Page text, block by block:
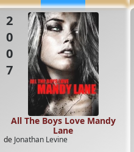
2007
de Jonathan Levine
All The Boys Love Mandy
Lane